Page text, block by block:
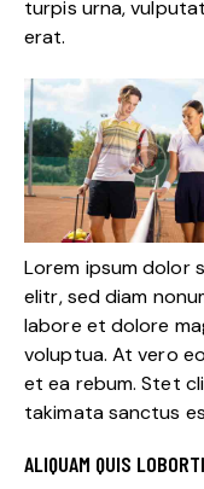
turpis urna,
erat.
Lorem ipsum dolor
elitr, sed diam
labore et dolore
voluptua. At vero
et ea rebum. Stet
takimata sanctus
ALIQUAM QUIS